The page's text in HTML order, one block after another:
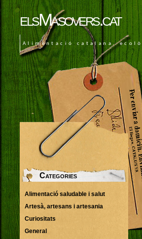
elsMasovers.cat
Alimentació catalana,
Categories
Alimentació saludable i salut
Artesà, artesans i artesania
Curiositats
General